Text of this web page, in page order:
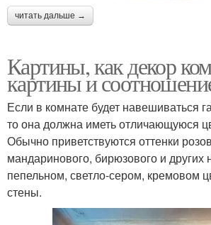
читать дальше →
Картины, как декор
картины и
Если в комнате будет навешиваться
то она должна иметь отличающуюся
Обычно приветствуются оттенки
мандаринового, бирюзового и других
пепельном, светло-сером, кремовом
стены.